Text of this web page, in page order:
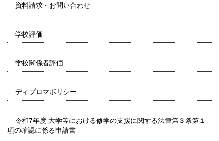
資料請求・お問い合わせ
学校評価
学校関係者評価
ディプロマポリシー
令和7年度 大学等における修学の支援に関する法律第３条第１
項の確認に係る申請書